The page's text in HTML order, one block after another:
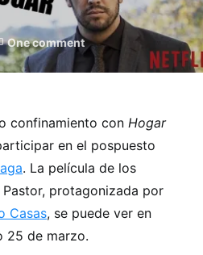
One comment
confinamiento con Hogar
en el pospuesto
. La película de los
protagonizada por
Casas, se puede ver en
25 de marzo.